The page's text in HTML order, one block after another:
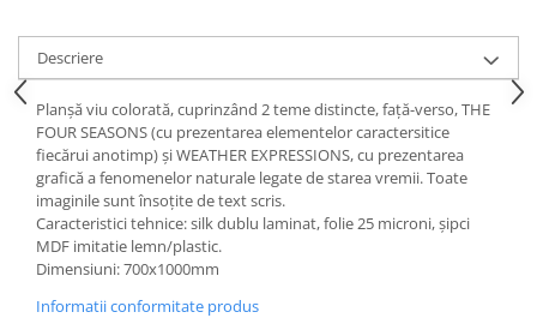
Panouri Afisare
Table magnetice din sticla
Descriere
Planșă viu colorată, cuprinzând 2 teme distincte, față-verso, THE
FOUR SEASONS (cu prezentarea elementelor caractersitice
fiecărui anotimp) și WEATHER EXPRESSIONS, cu prezentarea
grafică a fenomenelor naturale legate de starea vremii. Toate
imaginile sunt însoțite de text scris.
Caracteristici tehnice: silk dublu laminat, folie 25 microni, şipci
MDF imitatie lemn/plastic.
Dimensiuni: 700x1000mm
Informatii conformitate produs